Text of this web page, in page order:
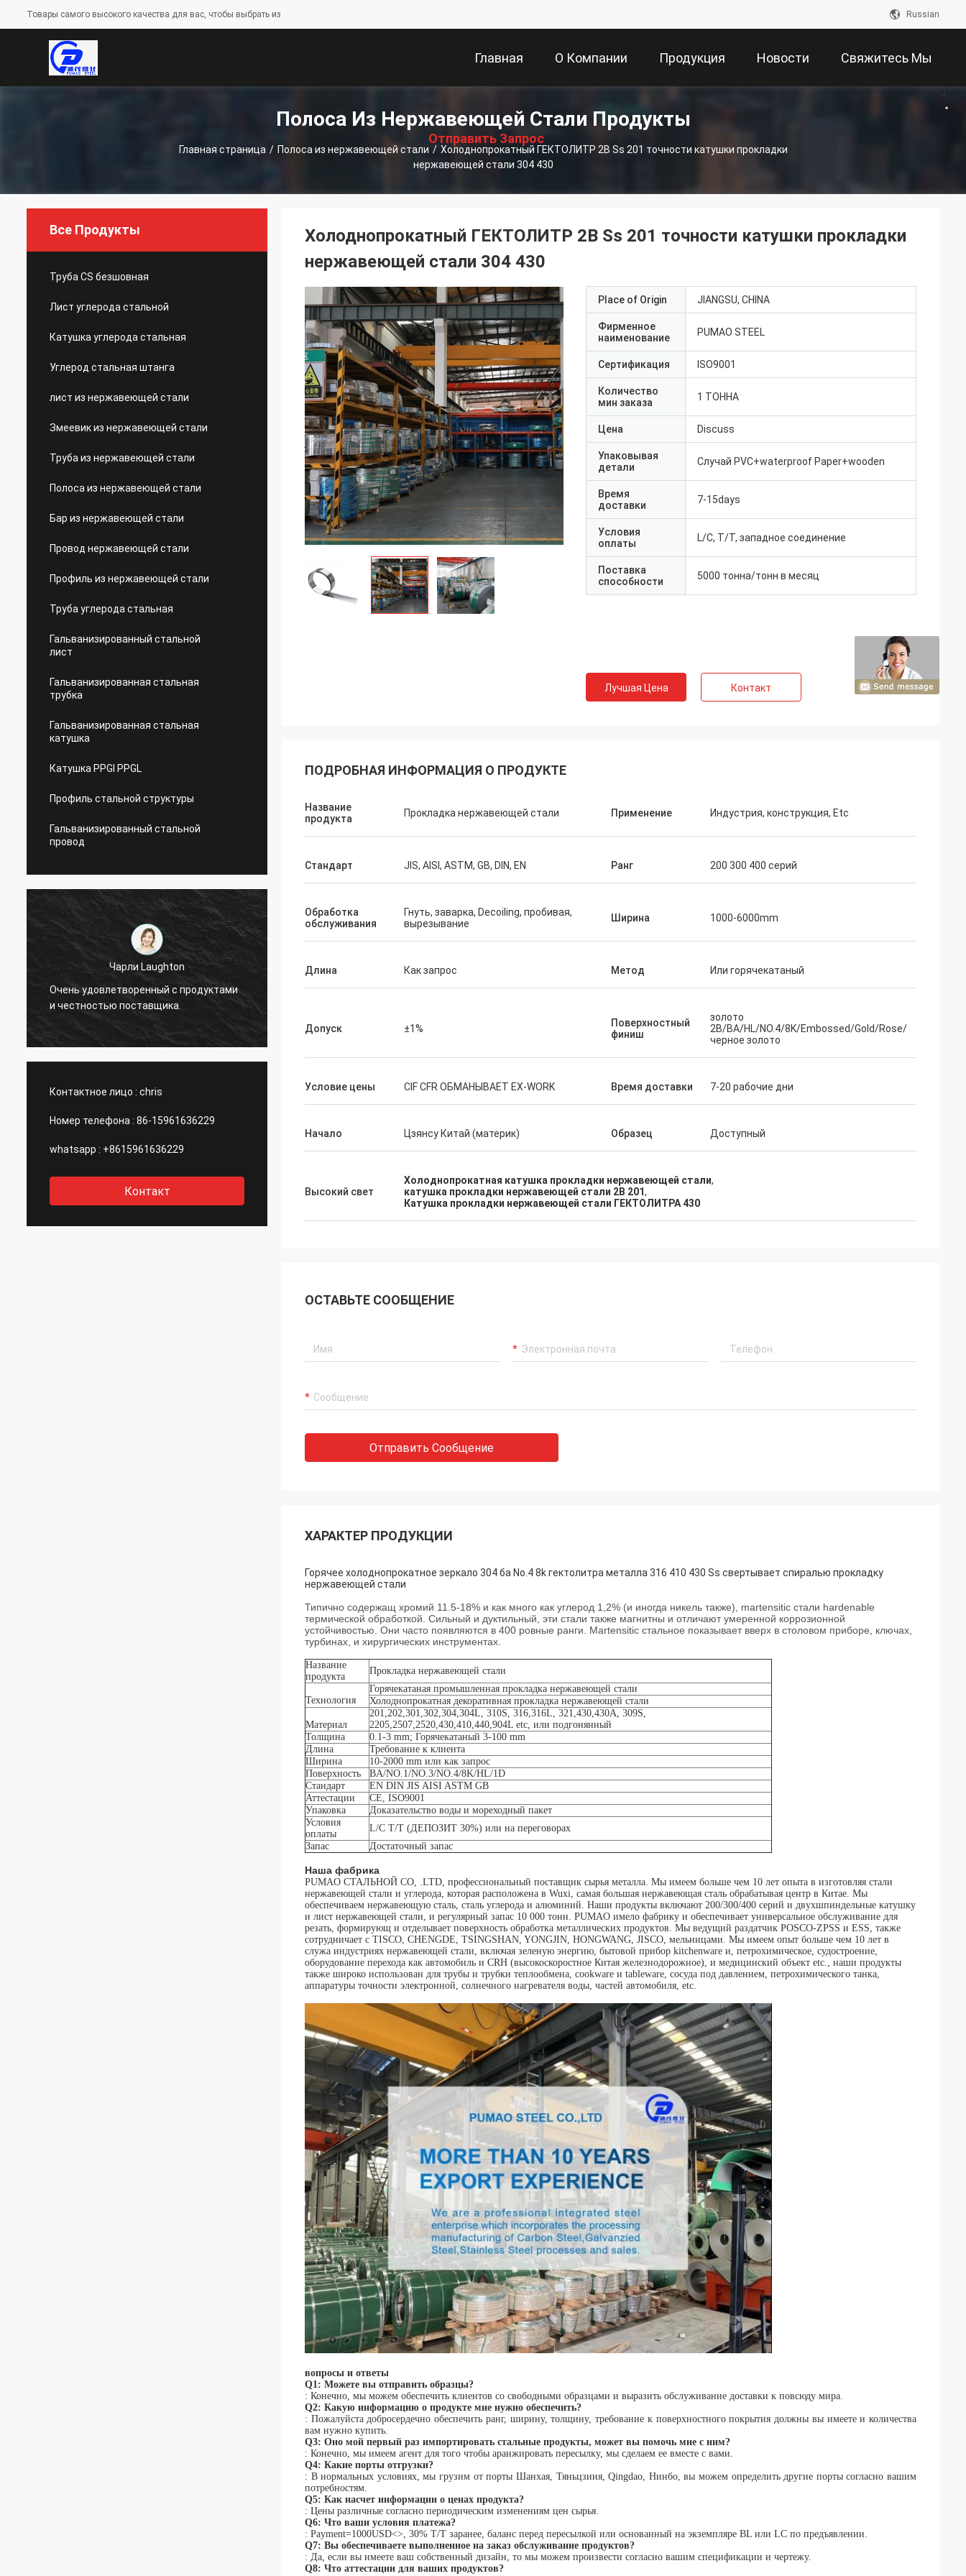
Товары самого высокого качества для вас, чтобы выбрать из Russian
Главная
Страница
О Компании Продукция Новости Свяжитесь Мы
述
Отправить Запрос
Полоса Из Нержавеющей Стали Продукты
Главная страница / Полоса из нержавеющей стали / Холоднопрокатный ГЕКТОЛИТР 2B Ss 201 точности катушки прокладки
нержавеющей стали 304 430
Все Продукты
Труба CS безшовная
Лист углерода стальной
Катушка углерода стальная
Углерод стальная штанга
лист из нержавеющей стали
Змеевик из нержавеющей стали
Труба из нержавеющей стали
Полоса из нержавеющей стали
Бар из нержавеющей стали
Провод нержавеющей стали
Профиль из нержавеющей стали
Труба углерода стальная
Гальванизированный стальной
лист
Гальванизированная стальная
трубка
Гальванизированная стальная
катушка
Катушка PPGI PPGL
Профиль стальной структуры
Гальванизированный стальной
провод
Чарли Laughton
Очень удовлетворенный с продуктами
и честностью поставщика.
Вивиан убеждалось что я имело супер
быстрый оборот заказанн срочный. Как
даже без меня спрашивая. Тщательно
приказали и это наш заказ второго раза.
Контактное лицо : chris
Номер телефона : 86-15961636229
whatsapp : +8615961636229
Контакт
Холоднопрокатный ГЕКТОЛИТР 2B Ss 201 точности катушки прокладки
нержавеющей стали 304 430
Place of Origin JIANGSU, CHINA
Фирменное
наименование
PUMAO STEEL
Сертификация ISO9001
Количество
мин заказа
1 ТОННА
Цена Discuss
Упаковывая
детали
Случай PVC+waterproof Paper+wooden
Время
доставки
7-15days
Условия
оплаты
L/C, T/T, западное соединение
Поставка
способности
5000 тонна/тонн в месяц
Лучшая Цена Контакт
ПОДРОБНАЯ ИНФОРМАЦИЯ О ПРОДУКТЕ
Название
продукта
Прокладка нержавеющей стали Применение Индустрия, конструкция, Etc
Стандарт JIS, AISI, ASTM, GB, DIN, EN Ранг 200 300 400 серий
Обработка
обслуживания
Гнуть, заварка, Decoiling, пробивая,
вырезывание
Ширина 1000-6000mm
Длина Как запрос Метод Или горячекатаный
Допуск ±1%
Поверхностный
финиш
золото
2B/BA/HL/NO.4/8K/Embossed/Gold/Rose/
черное золото
Условие цены CIF CFR ОБМАНЫВАЕТ EX-WORK Время доставки 7-20 рабочие дни
Начало Цзянсу Китай (материк) Образец Доступный
Высокий свет
Холоднопрокатная катушка прокладки нержавеющей стали,
катушка прокладки нержавеющей стали 2B 201,
Катушка прокладки нержавеющей стали ГЕКТОЛИТРА 430
ОСТАВЬТЕ СООБЩЕНИЕ
Отправить Сообщение
ХАРАКТЕР ПРОДУКЦИИ
Горячее холоднопрокатное зеркало 304 ба No.4 8k гектолитра металла 316 410 430 Ss свертывает спиралью прокладку
нержавеющей стали
Типично содержащ хромий 11.5-18% и как много как углерод 1,2% (и иногда никель также), martensitic стали hardenable
термической обработкой. Сильный и дуктильный, эти стали также магнитны и отличают умеренной коррозионной
устойчивостью. Они часто появляются в 400 ровные ранги. Martensitic стальное показывает вверх в столовом приборе, ключах,
турбинах, и хирургических инструментах.
Название
продукта
Прокладка нержавеющей стали
Технология
Горячекатаная промышленная прокладка нержавеющей стали
Холоднопрокатная декоративная прокладка нержавеющей стали
Материал
201,202,301,302,304,304L, 310S, 316,316L, 321,430,430A, 309S,
2205,2507,2520,430,410,440,904L etc, или подгонянный
Толщина
0.1-3 mm; Горячекатаный 3-100 mm
Длина
Требование к клиента
Ширина
10-2000 mm или как запрос
Поверхность
BA/NO.1/NO.3/NO.4/8K/HL/1D
Стандарт
EN DIN JIS AISI ASTM GB
Аттестации
CE, ISO9001
Упаковка
Доказательство воды и мореходный пакет
Условия
оплаты
L/C T/T (ДЕПОЗИТ 30%) или на переговорах
Запас
Достаточный запас
Наша фабрика
PUMAO СТАЛЬНОЙ CO, .LTD, профессиональный поставщик сырья металла. Мы имеем больше чем 10 лет опыта в изготовляя стали
нержавеющей стали и углерода, которая расположена в Wuxi, самая большая нержавеющая сталь обрабатывая центр в Китае. Мы
обеспечиваем нержавеющую сталь, сталь углерода и алюминий. Наши продукты включают 200/300/400 серий и двухшпиндельные катушку
и лист нержавеющей стали, и регулярный запас 10 000 тонн. PUMAO имело фабрику и обеспечивает универсальное обслуживание для
резать, формирующ и отделывает поверхность обработка металлических продуктов. Мы ведущий раздатчик POSCO-ZPSS и ESS, также
сотрудничает с TISCO, CHENGDE, TSINGSHAN, YONGJIN, HONGWANG, JISCO, мельницами. Мы имеем опыт больше чем 10 лет в
служа индустриях нержавеющей стали, включая зеленую энергию, бытовой прибор kitchenware и, петрохимическое, судостроение,
оборудование перехода как автомобиль и CRH (высокоскоростное Китая железнодорожное), и медицинский объект etc., наши продукты
также широко использован для трубы и трубки теплообмена, cookware и tableware, сосуда под давлением, петрохимического танка,
аппаратуры точности электронной, солнечного нагревателя воды, частей автомобиля, etc.
вопросы и ответы
Q1: Можете вы отправить образцы?
: Конечно, мы можем обеспечить клиентов со свободными образцами и выразить обслуживание доставки к повсюду мира.
Q2: Какую информацию о продукте мне нужно обеспечить?
: Пожалуйста добросердечно обеспечить ранг, ширину, толщину, требование к поверхностного покрытия должны вы имеете и количества
вам нужно купить.
Q3: Оно мой первый раз импортировать стальные продукты, может вы помочь мне с ним?
: Конечно, мы имеем агент для того чтобы аранжировать пересылку, мы сделаем ее вместе с вами.
Q4: Какие порты отгрузки?
: В нормальных условиях, мы грузим от порты Шанхая, Тяньцзиня, Qingdao, Нинбо, вы можем определить другие порты согласно вашим
потребностям.
Q5: Как насчет информации о ценах продукта?
: Цены различные согласно периодическим изменениям цен сырья.
Q6: Что ваши условия платежа?
: Payment=1000USD<>, 30% T/T заранее, баланс перед пересылкой или основанный на экземпляре BL или LC по предъявлении.
Q7: Вы обеспечиваете выполненное на заказ обслуживание продуктов?
: Да, если вы имеете ваш собственный дизайн, то мы можем произвести согласно вашим спецификации и чертежу.
Q8: Что аттестации для ваших продуктов?